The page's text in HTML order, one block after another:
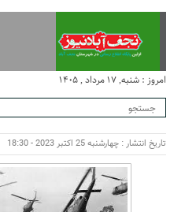
امروز : شنبه, ۱۷ مرداد , ۱۴۰۵
تاریخ انتشار : چهارشنبه 25 اکتبر 2023 - 18:30